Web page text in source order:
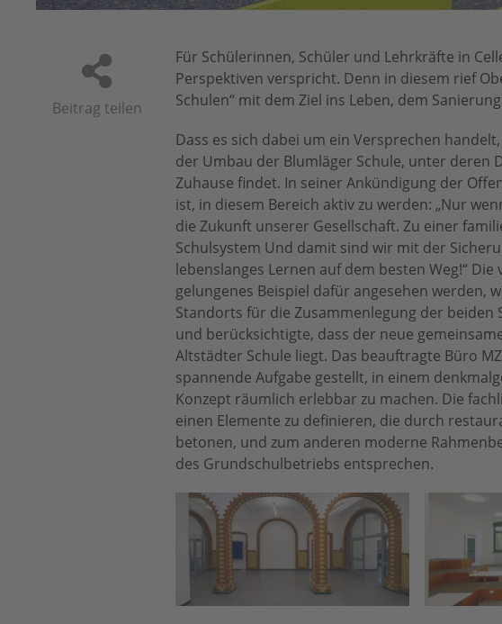
Beitrag teilen
Für Schülerinnen, Schüler und Lehrkräfte in
Perspektiven verspricht. Denn in diesem rief
Schulen“ mit dem Ziel ins Leben, dem
Dass es sich dabei um ein Versprechen
der Umbau der Blumläger Schule, unter deren
Zuhause findet. In seiner Ankündigung der
ist, in diesem Bereich aktiv zu werden: „Nur
die Zukunft unserer Gesellschaft. Zu einer
Schulsystem Und damit sind wir mit der
lebenslanges Lernen auf dem besten Weg!“
gelungenes Beispiel dafür angesehen werden,
Standorts für die Zusammenlegung der beiden
und berücksichtigte, dass der neue
Altstädter Schule liegt. Das beauftragte Büro
spannende Aufgabe gestellt, in einem
Konzept räumlich erlebbar zu machen. Die
einen Elemente zu definieren, die durch
betonen, und zum anderen moderne
des Grundschulbetriebs entsprechen.